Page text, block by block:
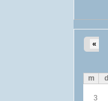
«
m d
3